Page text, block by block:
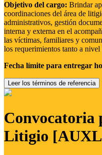
Objetivo del cargo: Brindar
coordinaciones del área de
administrativos, gestión
interna y externa en el
las víctimas, familiares y
los requerimientos tanto a
Fecha límite para entregar
Leer los términos de referencia
Convocatoria
Litigio